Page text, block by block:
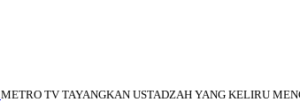
METRO TV TAYANGKAN USTADZAH YANG KELIRU